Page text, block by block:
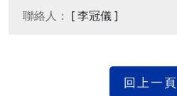
聯絡人： [ 李冠儀 ]
回上一頁